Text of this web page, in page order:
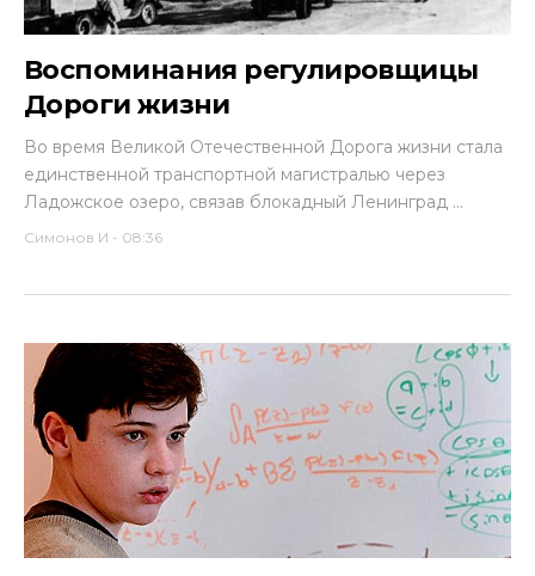
Воспоминания регулировщицы
Дороги жизни
Во время Великой Отечест­венной Дорога жизни стала
единственной транспортной магистралью через
Ладожское озеро, связав блокадный Ленинград ...
Симонов И - 08:36